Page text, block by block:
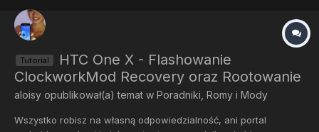
Tutorial
HTC One X - Flashowanie
ClockworkMod Recovery oraz Rootowanie
aloisy opublikował(a) temat w Poradniki, Romy i Mody
Wszystko robisz na własną odpowiedzialność, ani portal